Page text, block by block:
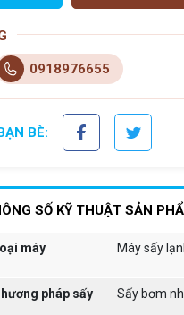
0918976655
BÈ:
SỐ KỸ THUẬT SẢN
máy Máy sấy
pháp sấy Sấy bơm